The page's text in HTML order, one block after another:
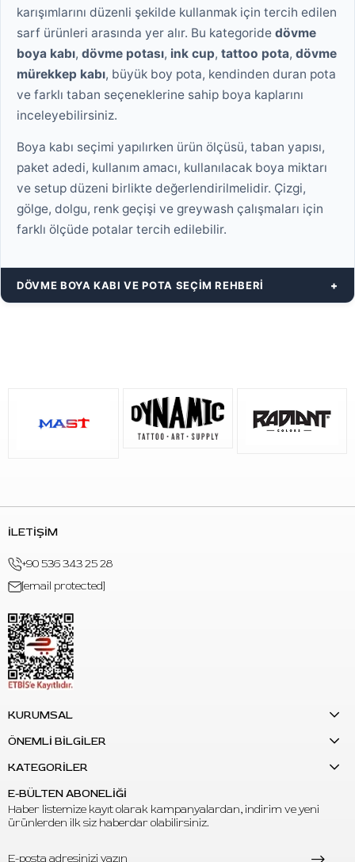
karışımlarını düzenli şekilde kullanmak için tercih edilen
sarf ürünleri arasında yer alır. Bu kategoride dövme
boya kabı, dövme potası, ink cup, tattoo pota, dövme
mürekkep kabı, büyük boy pota, kendinden duran pota
ve farklı taban seçeneklerine sahip boya kaplarını
inceleyebilirsiniz.
Boya kabı seçimi yapılırken ürün ölçüsü, taban yapısı,
paket adedi, kullanım amacı, kullanılacak boya miktarı
ve setup düzeni birlikte değerlendirilmelidir. Çizgi,
gölge, dolgu, renk geçişi ve greywash çalışmaları için
farklı ölçüde potalar tercih edilebilir.
DÖVME BOYA KABI VE POTA SEÇIM REHBERI
İLETİŞİM
+90 536 343 25 28
[email protected]
KURUMSAL
ÖNEMLİ BİLGİLER
KATEGORİLER
E-BÜLTEN ABONELİĞİ
Haber listemize kayıt olarak kampanyalardan, indirim ve yeni
ürünlerden ilk siz haberdar olabilirsiniz.